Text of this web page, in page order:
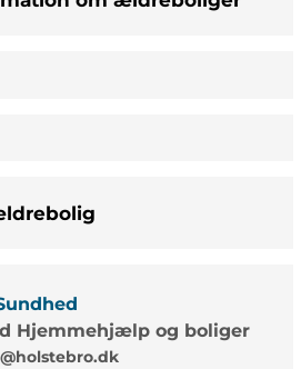
Hjemmehjælp og boliger